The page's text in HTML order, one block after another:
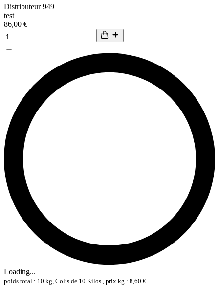
Distributeur 949
test
86,00 €
Loading...
poids total : 10 kg, Colis de 10 Kilos , prix kg : 8,60 €